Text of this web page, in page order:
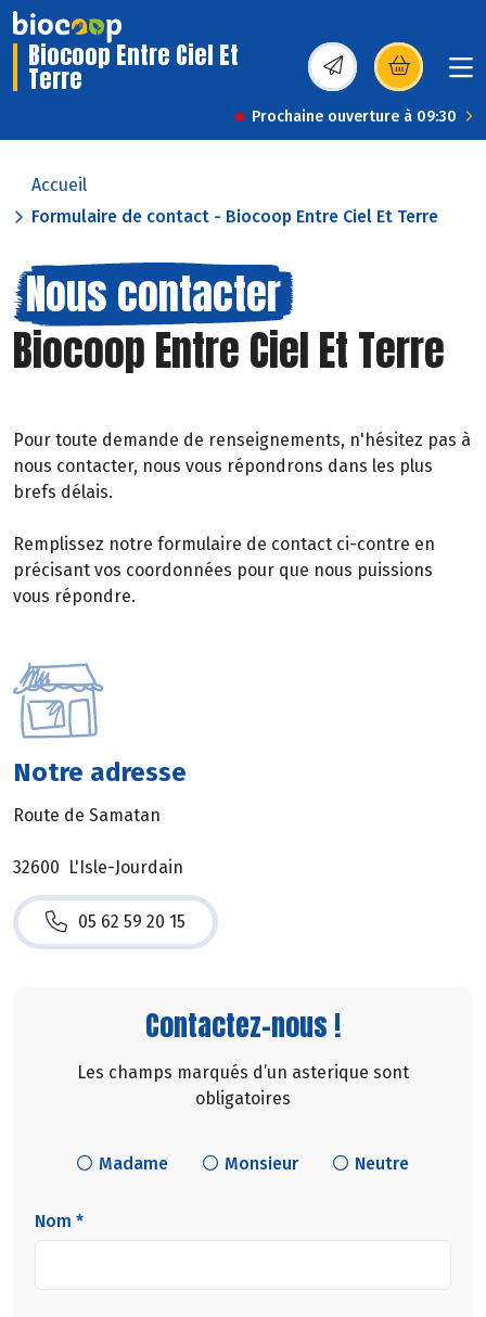
Biocoop Entre Ciel Et
Terre (s’ouvre dans une
Prochaine ouverture à 09:30
Accueil
Formulaire de contact - Biocoop Entre Ciel Et Terre
Nous contacter
Biocoop Entre Ciel Et Terre
Pour toute demande de renseignements, n'hésitez pas à
nous contacter, nous vous répondrons dans les plus
brefs délais.
Remplissez notre formulaire de contact ci-contre en
précisant vos coordonnées pour que nous puissions
vous répondre.
Notre adresse
Route de Samatan
32600 L'Isle-Jourdain
05 62 59 20 15
Contactez-nous !
Les champs marqués d’un asterique sont
obligatoires
Madame Monsieur Neutre
Nom *